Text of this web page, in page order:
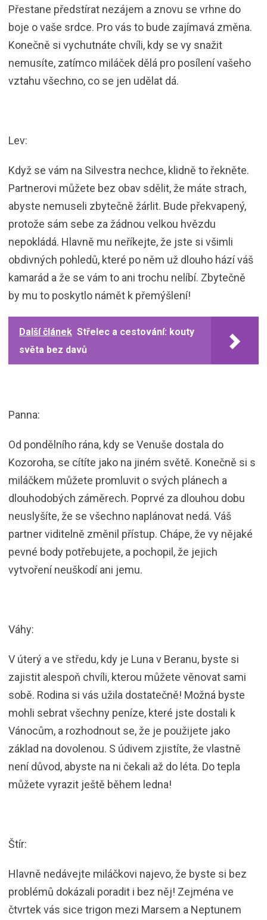
Přestane předstírat nezájem a znovu se vrhne do
boje o vaše srdce. Pro vás to bude zajímavá změna.
Konečně si vychutnáte chvíli, kdy se vy snažit
nemusíte, zatímco miláček dělá pro posílení vašeho
vztahu všechno, co se jen udělat dá.
Lev:
Když se vám na Silvestra nechce, klidně to řekněte.
Partnerovi můžete bez obav sdělit, že máte strach,
abyste nemuseli zbytečně žárlit. Bude překvapený,
protože sám sebe za žádnou velkou hvězdu
nepokládá. Hlavně mu neříkejte, že jste si všimli
obdivných pohledů, které po něm už dlouho hází váš
kamarád a že se vám to ani trochu nelíbí. Zbytečně
by mu to poskytlo námět k přemýšlení!
Další článek Střelec a cestování: kouty
světa bez davů
Panna:
Od pondělního rána, kdy se Venuše dostala do
Kozoroha, se cítíte jako na jiném světě. Konečně si s
miláčkem můžete promluvit o svých plánech a
dlouhodobých záměrech. Poprvé za dlouhou dobu
neuslyšíte, že se všechno naplánovat nedá. Váš
partner viditelně změnil přístup. Chápe, že vy nějaké
pevné body potřebujete, a pochopil, že jejich
vytvoření neuškodí ani jemu.
Váhy:
V úterý a ve středu, kdy je Luna v Beranu, byste si
zajistit alespoň chvíli, kterou můžete věnovat sami
sobě. Rodina si vás užila dostatečně! Možná byste
mohli sebrat všechny peníze, které jste dostali k
Vánocům, a rozhodnout se, že je použijete jako
základ na dovolenou. S údivem zjistíte, že vlastně
není důvod, abyste na ni čekali až do léta. Do tepla
můžete vyrazit ještě během ledna!
Štír:
Hlavně nedávejte miláčkovi najevo, že byste si bez
problémů dokázali poradit i bez něj! Zejména ve
čtvrtek vás sice trigon mezi Marsem a Neptunem